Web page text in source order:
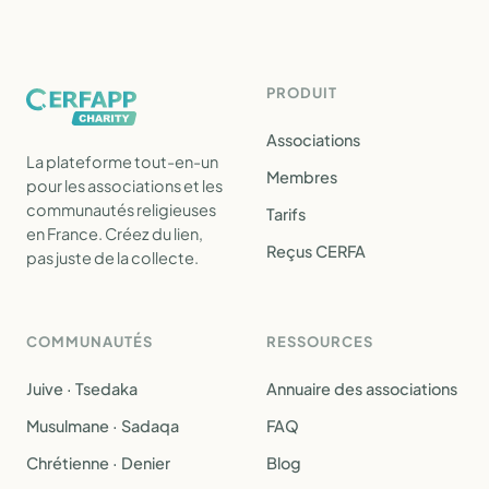
La plateforme tout-en-un
pour les associations et les
communautés religieuses
en France. Créez du lien,
pas juste de la collecte.
PRODUIT
Associations
Membres
Tarifs
Reçus CERFA
COMMUNAUTÉS
Juive · Tsedaka
Musulmane · Sadaqa
Chrétienne · Denier
RESSOURCES
Annuaire des associations
FAQ
Blog